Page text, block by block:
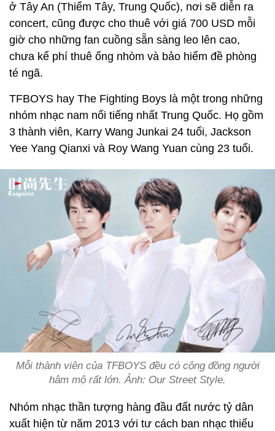
ở Tây An (Thiểm Tây, Trung Quốc), nơi sẽ diễn ra
concert, cũng được cho thuê với giá 700 USD mỗi
giờ cho những fan cuồng sẵn sàng leo lên cao,
chưa kể phí thuê ống nhòm và bảo hiểm đề phòng
té ngã.
TFBOYS hay The Fighting Boys là một trong những
nhóm nhạc nam nổi tiếng nhất Trung Quốc. Họ gồm
3 thành viên, Karry Wang Junkai 24 tuổi, Jackson
Yee Yang Qianxi và Roy Wang Yuan cùng 23 tuổi.
Mỗi thành viên của TFBOYS đều có cộng đồng người
hâm mộ rất lớn. Ảnh: Our Street Style.
Nhóm nhạc thần tượng hàng đầu đất nước tỷ dân
xuất hiện từ năm 2013 với tư cách ban nhạc thiếu